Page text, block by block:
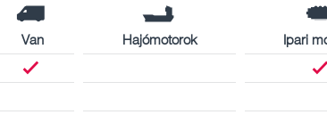
Van Hajómotorok
Ipari